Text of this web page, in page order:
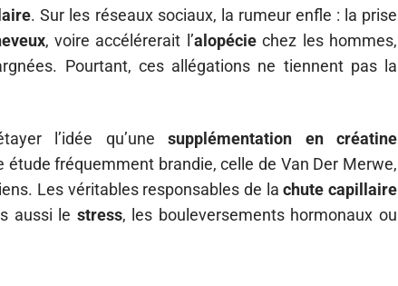
. Sur les réseaux sociaux, la rumeur enfle : la prise
, voire accélérerait l’alopéciechez les hommes,
Pourtant, ces allégations ne tiennent pas la
l’idée qu’unesupplémentation en créatine
étude fréquemment brandie, celle de Van Der Merwe,
Les véritables responsables de lachute capillaire
aussi le stress, les bouleversements hormonaux ou